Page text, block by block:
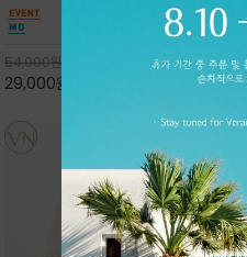
안함을 동시에 느낄수 있으며 차분하고 필요한
컬러웨이로 단독 또는 린넨 자켓/ 여름점퍼 안에
코디하기 만능템 입니다^^
54,000원
29,000원